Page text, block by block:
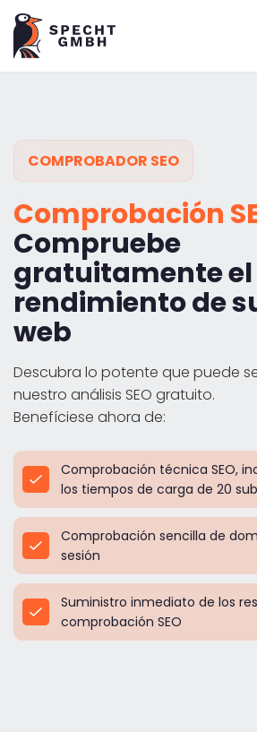
COMPROBADOR SEO
Comprobación
Compruebe
gratuitamente el
rendimiento de
web
Descubra lo potente que puede
nuestro análisis SEO gratuito.
Benefíciese ahora de:
Comprobación técnica SEO,
los tiempos de carga de 20
Comprobación sencilla de
sesión
Suministro inmediato de los
comprobación SEO